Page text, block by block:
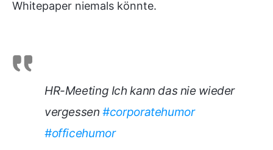
Whitepaper niemals könnte.
HR-Meeting Ich kann das nie wieder
vergessen#corporatehumor
#officehumor